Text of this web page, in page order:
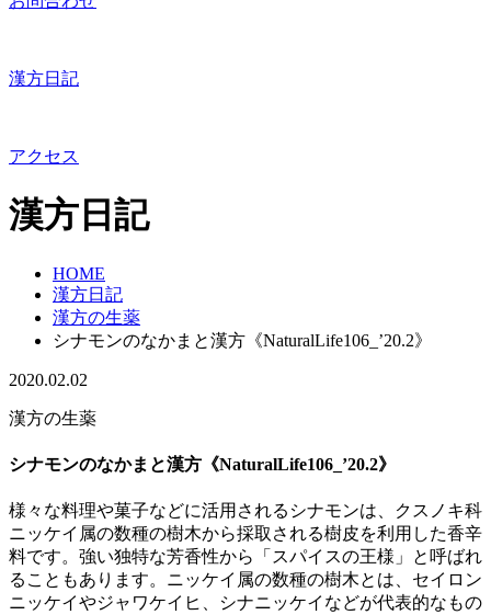
漢方日記
アクセス
漢方日記
HOME
漢方日記
漢方の生薬
シナモンのなかまと漢方《NaturalLife106_’20.2》
2020.02.02
漢方の生薬
シナモンのなかまと漢方《NaturalLife106_’20.2》
様々な料理や菓子などに活用されるシナモンは、クスノキ科
ニッケイ属の数種の樹木から採取される樹皮を利用した香辛
料です。強い独特な芳香性から「スパイスの王様」と呼ばれ
ることもあります。ニッケイ属の数種の樹木とは、セイロン
ニッケイやジャワケイヒ、シナニッケイなどが代表的なもの